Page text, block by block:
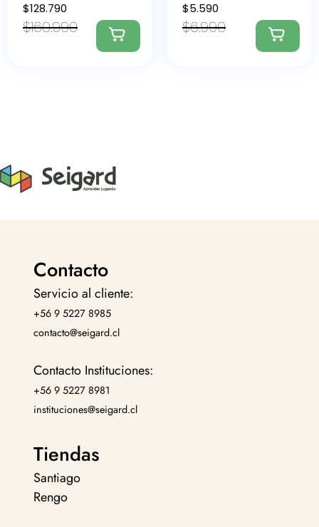
$160.990
$128.790
$6.990
$5.590
Contacto
Servicio al cliente:
+56 9 5227 8985
contacto@seigard.cl
Contacto Instituciones:
+56 9 5227 8981
instituciones@seigard.cl
Tiendas
Santiago
Rengo